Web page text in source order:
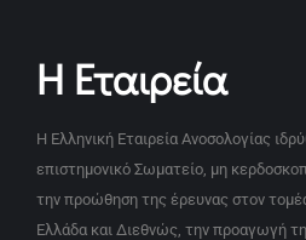
Η Εταιρεία
Η Ελληνική Εταιρεία Ανοσολογίας
επιστημονικό Σωματείο, μη
την προώθηση της έρευνας στον
Ελλάδα και Διεθνώς, την προαγωγή